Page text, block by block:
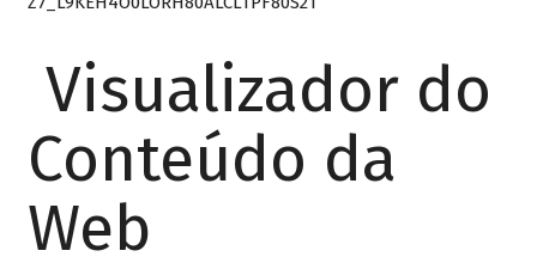
Visualizador do
Conteúdo da
Web